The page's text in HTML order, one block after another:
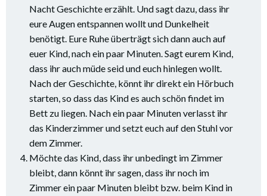
Nacht Geschichte erzählt. Und sagt dazu, dass ihr
eure Augen entspannen wollt und Dunkelheit
benötigt. Eure Ruhe überträgt sich dann auch auf
euer Kind, nach ein paar Minuten. Sagt eurem Kind,
dass ihr auch müde seid und euch hinlegen wollt.
Nach der Geschichte, könnt ihr direkt ein Hörbuch
starten, so dass das Kind es auch schön findet im
Bett zu liegen. Nach ein paar Minuten verlasst ihr
das Kinderzimmer und setzt euch auf den Stuhl vor
dem Zimmer.
Möchte das Kind, dass ihr unbedingt im Zimmer
bleibt, dann könnt ihr sagen, dass ihr noch im
Zimmer ein paar Minuten bleibt bzw. beim Kind in